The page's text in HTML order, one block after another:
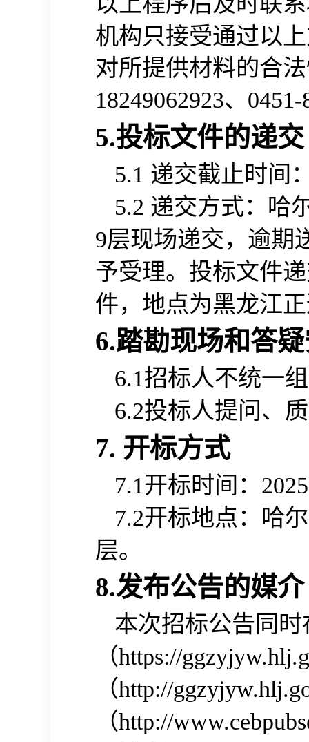
机构只接受通过以
对所提供材料的合
18249062923、 0451-
5.投标文件的递交
5.1 递交截止时间
5.2 递交方式： 哈
9层现场递交，逾期
予受理。投标文件
件，地点为黑龙江
6.踏勘现场和答
6.1招标人不统一
6.2投标人提问、
7. 开标方式
7.1开标时间： 2025
7.2开标地点： 哈
层。
8.发布公告的媒介
本次招标公告同时
（https://
（http://
（http://